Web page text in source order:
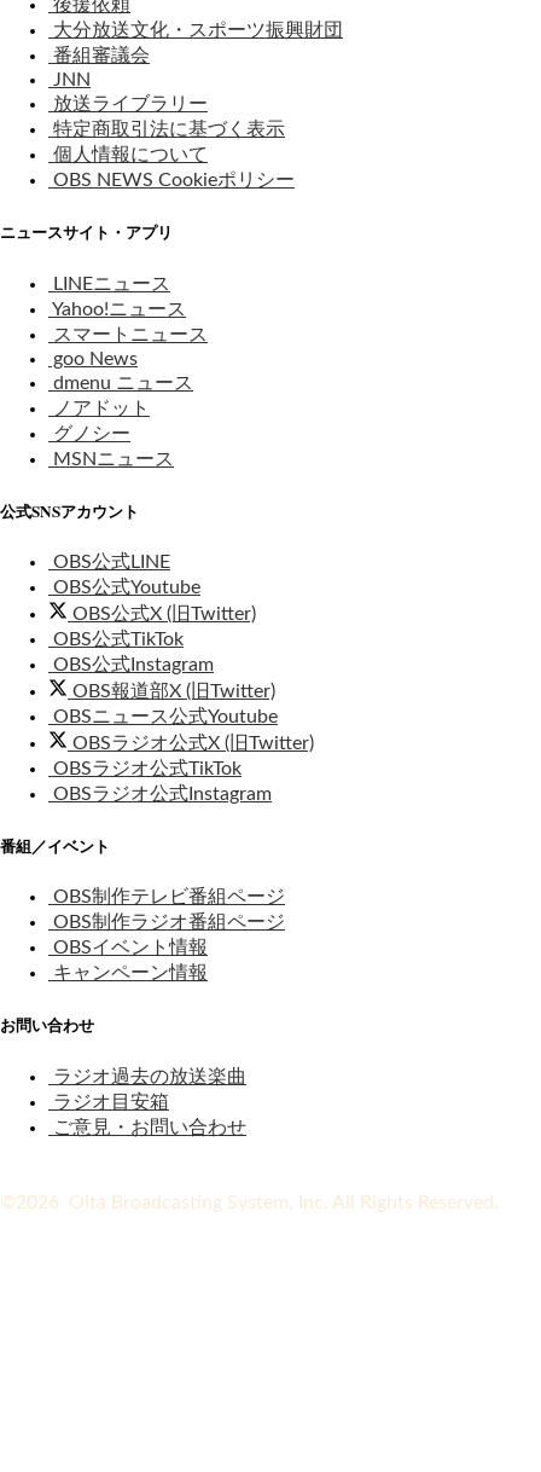
後援依頼
大分放送文化・スポーツ振興財団
番組審議会
JNN
放送ライブラリー
特定商取引法に基づく表示
個人情報について
OBS NEWS Cookieポリシー
ニュースサイト・アプリ
LINEニュース
Yahoo!ニュース
スマートニュース
goo News
dmenu ニュース
ノアドット
グノシー
MSNニュース
公式SNSアカウント
OBS公式LINE
OBS公式Youtube
OBS公式X (旧Twitter)
OBS公式TikTok
OBS公式Instagram
OBS報道部X (旧Twitter)
OBSニュース公式Youtube
OBSラジオ公式X (旧Twitter)
OBSラジオ公式TikTok
OBSラジオ公式Instagram
番組／イベント
OBS制作テレビ番組ページ
OBS制作ラジオ番組ページ
OBSイベント情報
キャンペーン情報
お問い合わせ
ラジオ過去の放送楽曲
ラジオ目安箱
ご意見・お問い合わせ
©2026 Oita Broadcasting System, Inc. All Rights Reserved.